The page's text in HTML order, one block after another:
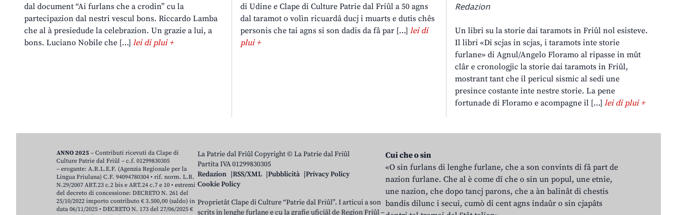
dal document “Ai furlans che a crodin” cu la
partecipazion dal nestri vescul bons. Riccardo Lamba
che al à presiedude la celebrazion. Un grazie a lui, a
bons. Luciano Nobile che […] lei di plui +
di Udine e Clape di Culture Patrie dal Friûl a 50 agns
dal taramot o volìn ricuardâ ducj i muarts e dutis chês
personis che tai agns si son dadis da fâ par […] lei di
plui +
Redazion
Un libri su la storie dai taramots in Friûl nol esisteve.
Il libri «Di scjas in scjas, i taramots inte storie
furlane» di Agnul/Angelo Floramo al ripasse in mût
clâr e cronologjic la storie dai taramots in Friûl,
mostrant tant che il pericul sismic al sedi une
presince costante inte nestre storie. La pene
fortunade di Floramo e acompagne il […]lei di plui +
La Patrie dal Friûl Copyright © La Patrie dal Friûl
Partita IVA 01299830305
Redazion
RSS/XML Pubblicità
Privacy Policy
Cookie Policy
Proprietât Clape di Culture “Patrie dal Friûl”. I articui a son
scrits in lenghe furlane e cu la grafie uficiâl de Regjon Friûl –
Cui che o sin
«O sin furlans di lenghe furlane, che a son convints di fâ part de
nazion furlane. Che al è come dî che o sin un popul, une etnie,
une nazion, che dopo tancj parons, che a àn balinât di chestis
bandis dilunc i secui, cumò di cent agns indaûr o sin cjapâts
ANNO 2025 – Contributi ricevuti da Clape di
Culture Patrie dal Friûl – c.f. 01299830305
– erogante: A.R.L.E.F. (Agenzia Regionale per la
Lingua Friulana) C.F. 94094780304 • rif. norm. L.R.
N.29/2007 ART.23 c.2 bis e ART.24 c.7 e 10 • estremi
del decreto di concessione: DECRETO N. 261 del
25/10/2022 importo contributo € 3.500,00 (saldo) in
data 06/11/2025 • DECRETO N. 173 del 27/06/2025 €